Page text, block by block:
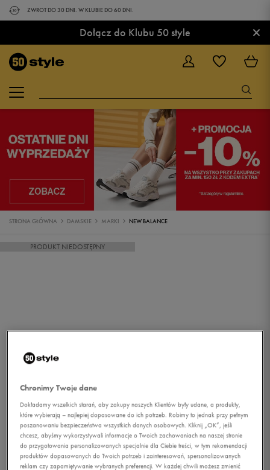
ZWROT DO 30 DNI. W KLUBIE DO 60 DNI.
Dołącz do Klubu 50 style ×
STRONA GŁÓWNA DAMSKIE MARKI NEW BALANCE
PRODUKT NIEDOSTĘPNY
Chronimy Twoje dane
Dokładamy wszelkich starań, aby zakupy naszych Klientów były udane, a produkty,
które wybierają – najlepiej dopasowane do ich potrzeb. Robimy to jednak przy pełnym
poszanowaniu bezpieczeństwa wszystkich danych osobowych. Kliknij „OK”, jeśli
chcesz, abyśmy wykorzystywali informacje o Twoich zachowaniach na naszej stronie
do przygotowania personalizowanych specjalnie dla Ciebie treści, w tym rekomendacji
produktów dopasowanych do Twoich potrzeb i zainteresowań, spersonalizowanych
reklam czy zapamiętywanie wybranych preferencji. W każdej chwili możesz zmienić